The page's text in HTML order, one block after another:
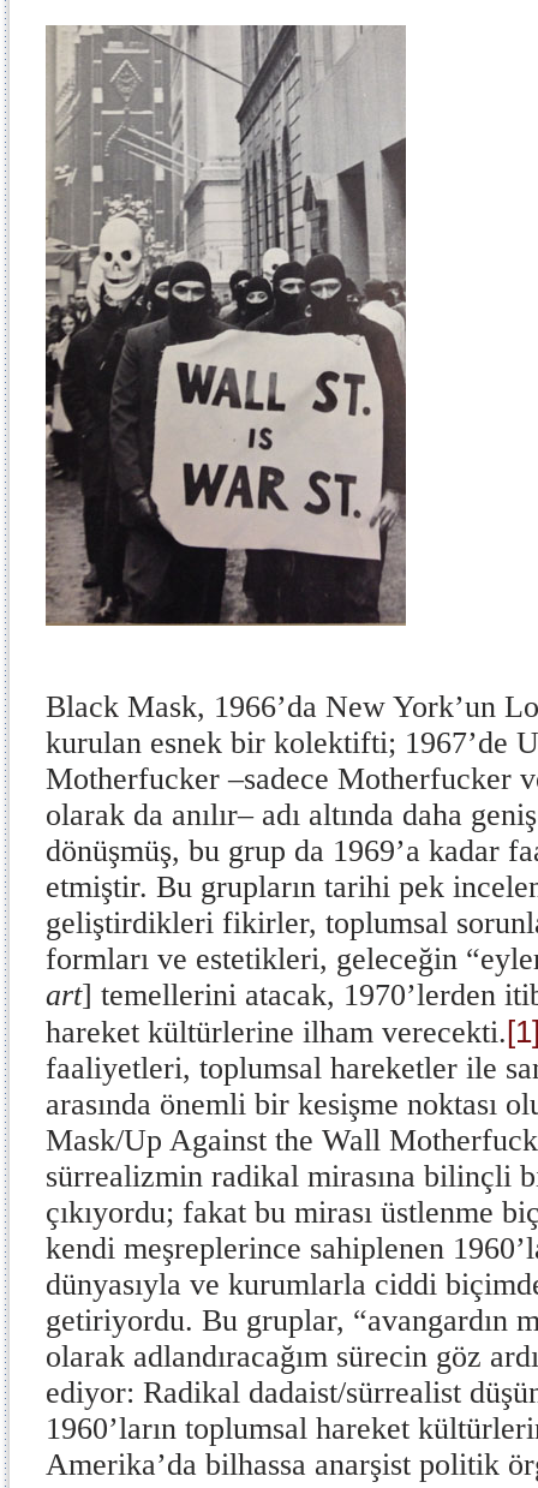
Black Mask, 1966’da New York’un
kurulan esnek bir kolektifti; 1967’de
Motherfucker –sadece Motherfucker
olarak da anılır– adı altında daha
dönüşmüş, bu grup da 1969’a kadar
etmiştir. Bu grupların tarihi pek
geliştirdikleri fikirler, toplumsal
formları ve estetikleri, geleceğin
art] temellerini atacak, 1970’lerden
hareket kültürlerine ilham verecekti.
faaliyetleri, toplumsal hareketler ile
arasında önemli bir kesişme noktası
Mask/Up Against the Wall
sürrealizmin radikal mirasına bilinçli
çıkıyordu; fakat bu mirası üstlenme
kendi meşreplerince sahiplenen
dünyasıyla ve kurumlarla ciddi
getiriyordu. Bu gruplar, “avangardın
olarak adlandıracağım sürecin göz
ediyor: Radikal dadaist/sürrealist
1960’ların toplumsal hareket
Amerika’da bilhassa anarşist politik